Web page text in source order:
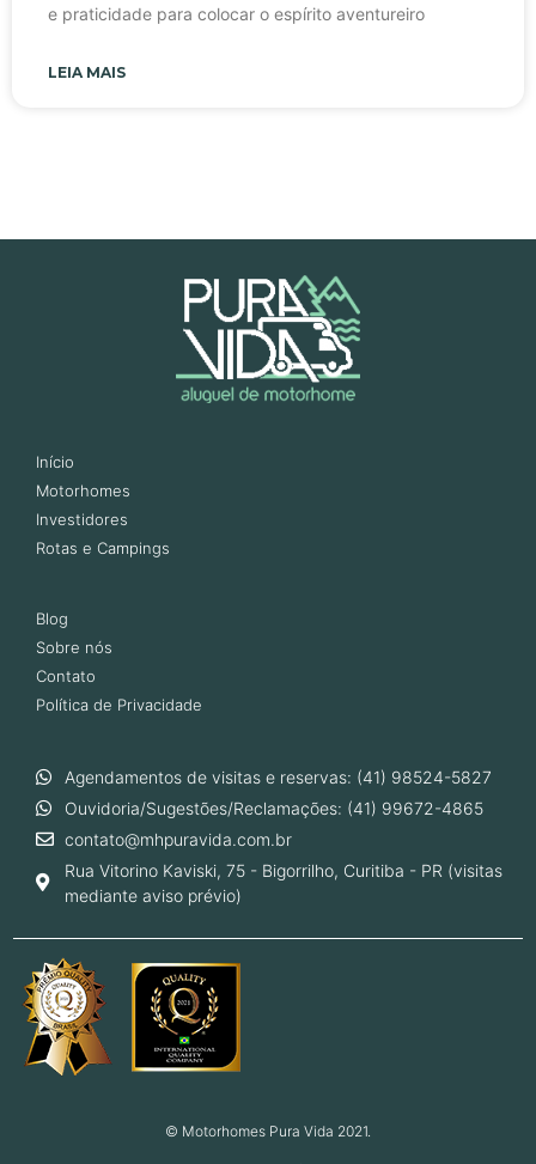
e praticidade para colocar o espírito aventureiro
LEIA MAIS
Início
Motorhomes
Investidores
Rotas e Campings
Blog
Sobre nós
Contato
Política de Privacidade
Agendamentos de visitas e reservas: (41) 98524-5827
Ouvidoria/Sugestões/Reclamações: (41) 99672-4865
contato@mhpuravida.com.br
Rua Vitorino Kaviski, 75 - Bigorrilho, Curitiba - PR (visitas
mediante aviso prévio)
© Motorhomes Pura Vida 2021.